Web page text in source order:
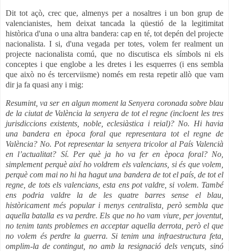
Dit tot açò, crec que, almenys per a nosaltres i un bon grup de
valencianistes, hem deixat tancada la qüestió de la legitimitat
històrica d'una o una altra bandera: cap en té, tot depén del projecte
nacionalista. I si, d'una vegada per totes, volem fer realment un
projecte nacionalista comú, que no discutisca els símbols ni els
conceptes i que englobe a les dretes i les esquerres (i ens sembla
que això no és tercerviisme) només em resta repetir allò que vam
dir ja fa quasi any i mig:
Resumint, va ser en algun moment la Senyera coronada sobre blau
de la ciutat de València la senyera de tot el regne (incloent les tres
jurisdiccions existents, noble, eclesiàstica i reial)? No. Hi havia
una bandera en època foral que representara tot el regne de
València? No. Pot representar la senyera tricolor al País Valencià
en l’actualitat? Sí. Per què ja ho va fer en època foral? No,
simplement perquè així ho voldrem els valencians, si és que volem,
perquè com mai no hi ha hagut una bandera de tot el país, de tot el
regne, de tots els valencians, esta ens pot valdre, si volem. També
ens podria valdre la de les quatre barres sense el blau,
històricament més popular i menys centralista, però sembla que
aquella batalla es va perdre. Els que no ho vam viure, per joventut,
no tenim tants problemes en acceptar aquella derrota, però el que
no volem és perdre la guerra. Si tenim una infraestructura feta,
omplim-la de contingut, no amb la resignació dels vençuts, sinó